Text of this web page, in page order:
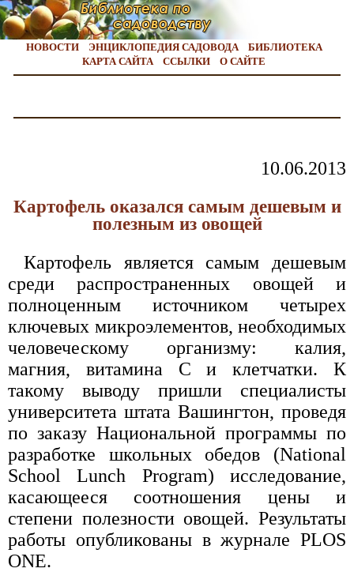
НОВОСТИ ЭНЦИКЛОПЕДИЯ САДОВОДА
БИБЛИОТЕКА
КАРТА САЙТА
ССЫЛКИ О САЙТЕ
10.06.2013
Картофель оказался самым дешевым и
полезным из овощей
Картофель является самым дешевым
среди распространенных овощей и
полноценным источником четырех
ключевых микроэлементов, необходимых
человеческому организму: калия,
магния, витамина C и клетчатки. К
такому выводу пришли специалисты
университета штата Вашингтон, проведя
по заказу Национальной программы по
разработке школьных обедов (National
School Lunch Program) исследование,
касающееся соотношения цены и
степени полезности овощей. Результаты
работы опубликованы в журнале PLOS
ONE.